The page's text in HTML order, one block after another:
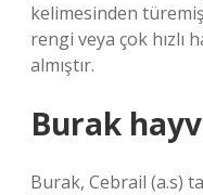
kelimesinden
rengi veya çok hızlı
almıştır.
Burak
Burak, Cebrail (a.s)